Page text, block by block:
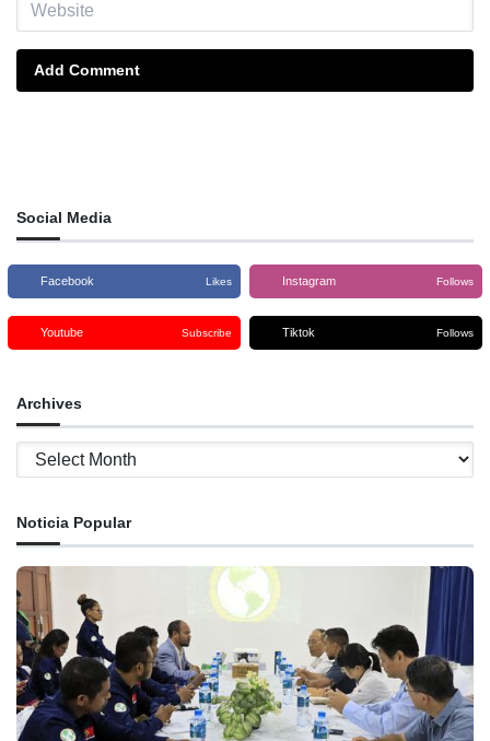
Add Comment
Social Media
Facebook Likes Instagram Follows
Youtube Subscribe Tiktok Follows
Archives
Archives
Noticia Popular